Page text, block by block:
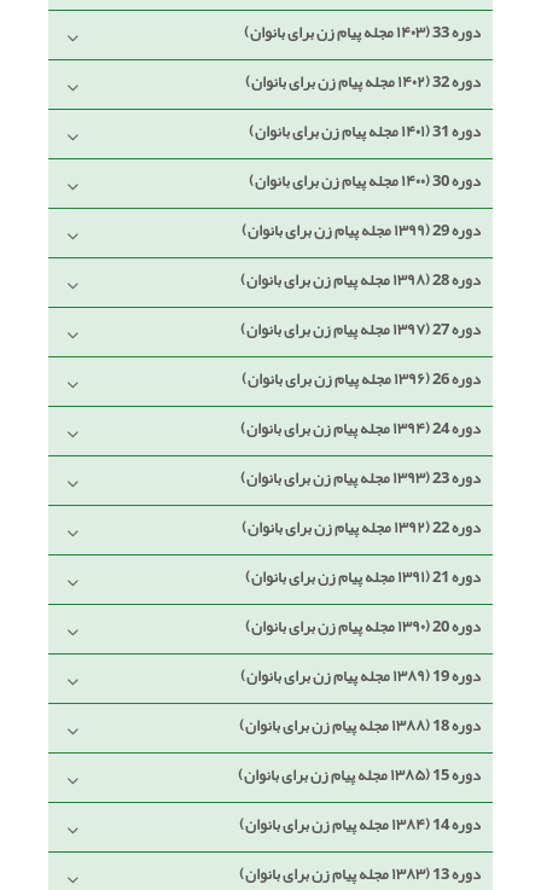
دوره 33 (۱۴۰۳ مجله پیام زن برای بانوان)
دوره 32 (۱۴۰۲ مجله پیام زن برای بانوان)
دوره 31 (۱۴۰۱ مجله پیام زن برای بانوان)
دوره 30 (۱۴۰۰ مجله پیام زن برای بانوان)
دوره 29 (۱۳۹۹ مجله پیام زن برای بانوان)
دوره 28 (۱۳۹۸ مجله پیام زن برای بانوان)
دوره 27 (۱۳۹۷ مجله پیام زن برای بانوان)
دوره 26 (۱۳۹۶ مجله پیام زن برای بانوان)
دوره 24 (۱۳۹۴ مجله پیام زن برای بانوان)
دوره 23 (۱۳۹۳ مجله پیام زن برای بانوان)
دوره 22 (۱۳۹۲ مجله پیام زن برای بانوان)
دوره 21 (۱۳۹۱ مجله پیام زن برای بانوان)
دوره 20 (۱۳۹۰ مجله پیام زن برای بانوان)
دوره 19 (۱۳۸۹ مجله پیام زن برای بانوان)
دوره 18 (۱۳۸۸ مجله پیام زن برای بانوان)
دوره 15 (۱۳۸۵ مجله پیام زن برای بانوان)
دوره 14 (۱۳۸۴ مجله پیام زن برای بانوان)
دوره 13 (۱۳۸۳ مجله پیام زن برای بانوان)